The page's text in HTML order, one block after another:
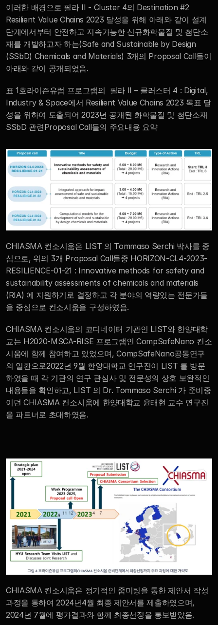
이러한 배경으로 필라 II - Cluster 4의 Destination #2
Resilient Value Chains 2023 달성을 위해 아래와 같이 설계
단계에서부터 안전하고 지속가능한 신규화학물질 및 첨단소
재를 개발하고자 하는(Safe and Sustainable by Design
(SSbD) Chemicals and Materials) 3개의 Proposal Call들이
아래와 같이 공개되었음.
표 1호라이즌유럼 프로그램의  필라 II – 클러스터 4 : Digital,
Industry & Space에서 Resilient Value Chains 2023 목표 달
성을 위하여 도출되어 2023년 공개된 화학물질 및 첨단소재
SSbD 관련Proposal Call들의 주요내용 요약
CHIASMA 컨소시움은 LIST 의 Tommaso Serchi 박사를 중
심으로, 위의 3개 Proposal Call들중 HORIZON-CL4-2023-
RESILIENCE-01-21 : Innovative methods for safety and
sustainability assessments of chemicals and materials
(RIA) 에 지원하기로 결정하고 각 분야의 역량있는 전문가들
을 중심으로 컨소시움을 구성하였음.
CHIASMA 컨소시움의 코디네이터 기관인 LIST와 한양대학
교는 H2020-MSCA-RISE 프로그램인 CompSafeNano 컨소
시움에 함께 참여하고 있었으며, CompSafeNano공동연구
의 일환으로2022년 9월 한양대학교 연구진이 LIST 를 방문
하였을 때 각 기관의 연구 관심사 및 전문성의 상호 보완적인
내용들을 확인하고, LIST 의 Dr. Tommaso Serchi 가 준비중
이던 CHIASMA 컨소시움에 한양대학교 윤태현 교수 연구진
을 파트너로 초대하였음.
CHIASMA 컨소시움은 정기적인 줌미팅을 통한 제안서 작성
과정을 통하여 2024년4월 최종 제안서를 제출하였으며,
2024년 7월에 평가결과와 함께 최종선정을 통보받았음.